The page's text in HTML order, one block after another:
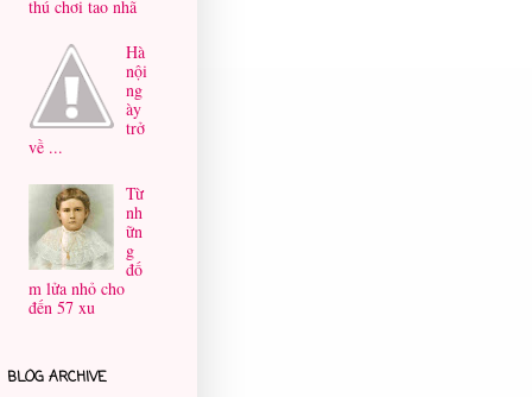
thú chơi tao nhã
Hà
nội
ng
ày
trở
về ...
Từ
nh
ữn
g
đố
m lửa nhỏ cho
đến 57 xu
BLOG ARCHIVE